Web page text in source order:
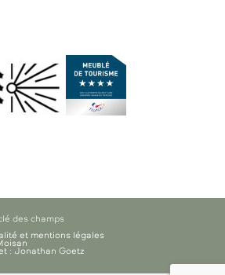
des champs
et mentions légales
: Jonathan Goetz